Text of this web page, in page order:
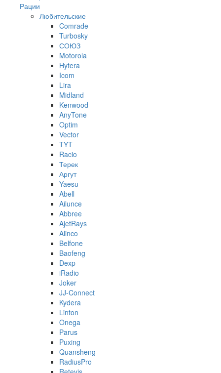
Рации
Любительские
Comrade
Turbosky
СОЮЗ
Motorola
Hytera
Icom
Lira
Midland
Kenwood
AnyTone
Optim
Vector
TYT
Racio
Терек
Аргут
Yaesu
Abell
Ailunce
Abbree
AjetRays
Alinco
Belfone
Baofeng
Dexp
iRadio
Joker
JJ-Connect
Kydera
Linton
Onega
Parus
Puxing
Quansheng
RadiusPro